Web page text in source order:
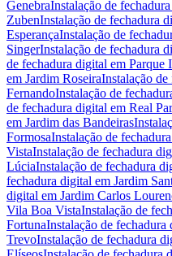
GenebraInstalação de
ZubenInstalação de fechadura
EsperançaInstalação de
SingerInstalação de fechadura
de fechadura digital em Parque
em Jardim RoseiraInstalação
FernandoInstalação de
de fechadura digital em Real
em Jardim das Bandeiras
FormosaInstalação de
VistaInstalação de fechadura
LúciaInstalação de fechadura
fechadura digital em Jardim
digital em Jardim Carlos
Vila Boa VistaInstalação de
FortunaInstalação de fechadura
TrevoInstalação de fechadura